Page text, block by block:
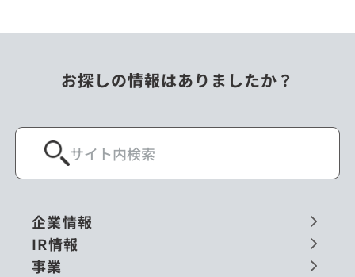
お探しの情報はありましたか？
企業情報
IR情報
事業